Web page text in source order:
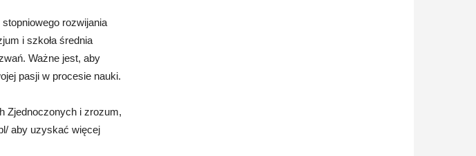
rozwijania
i szkoła średnia
Ważne jest, aby
pasji w procesie nauki.
Zjednoczonych i zrozum,
aby uzyskać więcej